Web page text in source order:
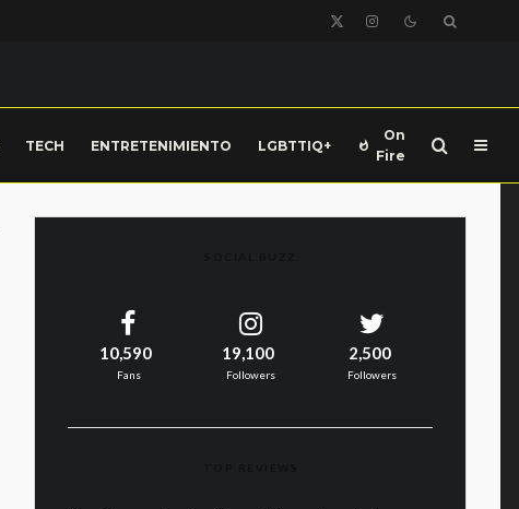
TECH ENTRETENIMIENTO LGBTTIQ+
On
Fire
10,590
Fans
19,100
Followers
2,500
Followers